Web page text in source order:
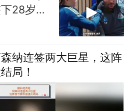
28岁中
费7500
纳连签两大巨星，这阵
局！